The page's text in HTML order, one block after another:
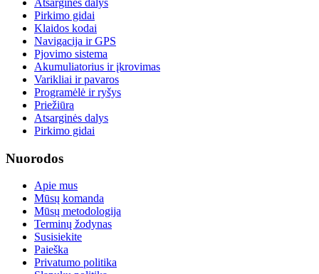
Atsarginės dalys
Pirkimo gidai
Klaidos kodai
Navigacija ir GPS
Pjovimo sistema
Akumuliatorius ir įkrovimas
Varikliai ir pavaros
Programėlė ir ryšys
Priežiūra
Atsarginės dalys
Pirkimo gidai
Nuorodos
Apie mus
Mūsų komanda
Mūsų metodologija
Terminų žodynas
Susisiekite
Paieška
Privatumo politika